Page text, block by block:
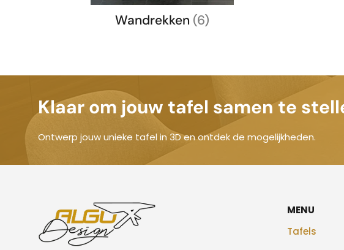
Wandrekken (6)
Klaar om jouw tafel samen te
Ontwerp jouw unieke tafel in 3D en ontdek de mogelijkheden.
MENU
Tafels